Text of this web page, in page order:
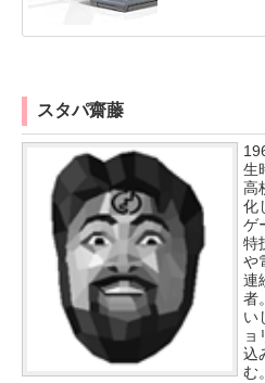
スタパ齋藤
生
高
化
ゲ
特
や
連
者
い
ョ
込
む。